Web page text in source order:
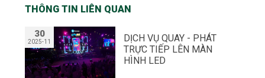
THÔNG TIN LIÊN QUAN
30
2025-11
DỊCH VỤ QUAY - PHÁT
TRỰC TIẾP LÊN MÀN
HÌNH LED